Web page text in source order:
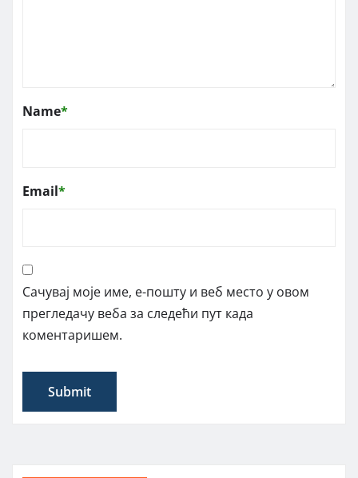
Name*
Email*
Сачувај моје име, е-пошту и веб место у овом
прегледачу веба за следећи пут када
коментаришем.